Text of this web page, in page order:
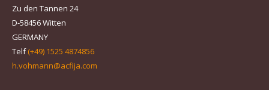
Zu den Tannen 24
D-58456 Witten
GERMANY
Telf(+49) 1525 4874856
h.vohmann@acfija.com